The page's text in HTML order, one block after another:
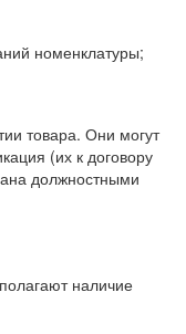
номенклатуры;
товара. Они могут
(их к договору
должностными
наличие